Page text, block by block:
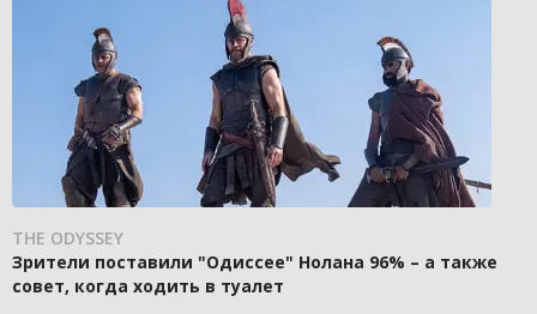
THE ODYSSEY
Зрители поставили "Одиссее" Нолана 96% – а также
совет, когда ходить в туалет